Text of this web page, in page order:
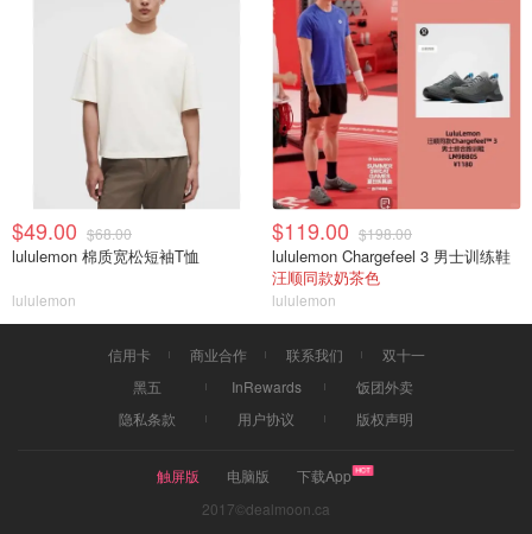
$49.00 $68.00
lululemon 棉质宽松短袖T恤
lululemon
$119.00 $198.00
lululemon Chargefeel 3 男士训练鞋
汪顺同款奶茶色
lululemon
信用卡 商业合作 联系我们
双十一
黑五
InRewards
饭团外卖
隐私条款
用户协议 版权声明
触屏版 电脑版
下载App
2017©dealmoon.ca